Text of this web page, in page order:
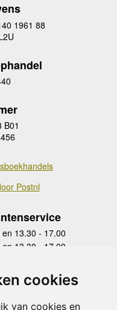
cookies
van cookies en
1961 88
B01
Postnl
13.30 - 17.00
13.30 - 17.00
en 13.30 - 17.00
13.30 - 17.00